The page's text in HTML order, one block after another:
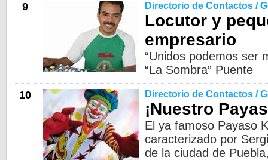
9 Directorio de Contactos /
Locutor y
empresario
“Unidos podemos ser
“La Sombra” Puente
10 Directorio de Contactos /
¡Nuestro
El ya famoso Payaso
caracterizado por
de la ciudad de